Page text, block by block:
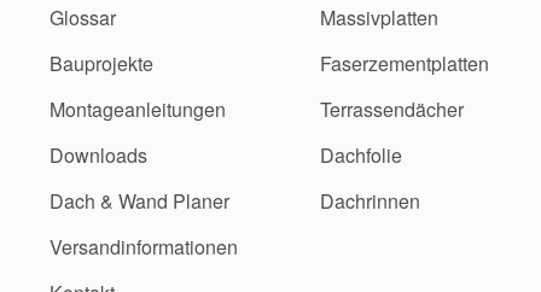
Glossar
Bauprojekte
Montageanleitungen
Downloads
Dach & Wand Planer
Versandinformationen
Massivplatten
Faserzementplatten
Terrassendächer
Dachfolie
Dachrinnen